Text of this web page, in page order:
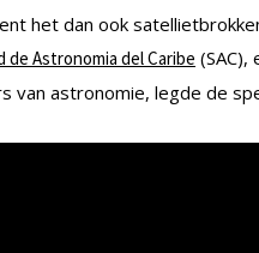
het dan ook
de Astronomia del Caribe
van astronomie, legde de